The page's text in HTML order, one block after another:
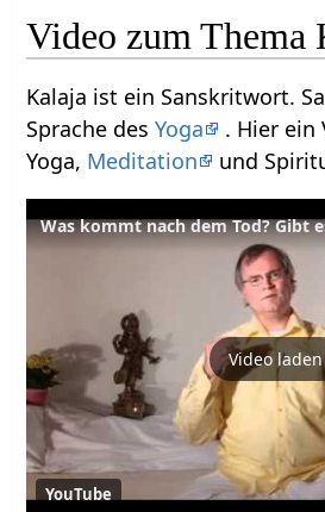
Video zum Thema
Kalaja ist ein Sanskritwort.
Sprache desYoga
. Hier ein
Yoga, Meditation und
Was kommt nach dem Tod? Gibt
Video laden
YouTube